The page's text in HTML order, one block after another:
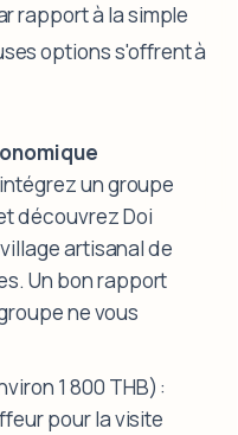
rapport à la simple
options s'offrent à
un groupe
découvrez Doi
artisanal de
Un bon rapport
ne vous
1 800 THB) :
pour la visite